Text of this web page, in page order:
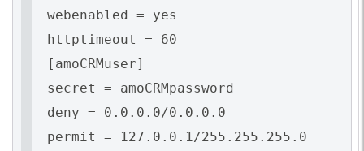
webenabled = yes
httptimeout = 60
[amoCRMuser]
secret = amoCRMpassword
deny = 0.0.0.0/0.0.0.0
permit = 127.0.0.1/255.255.255.0